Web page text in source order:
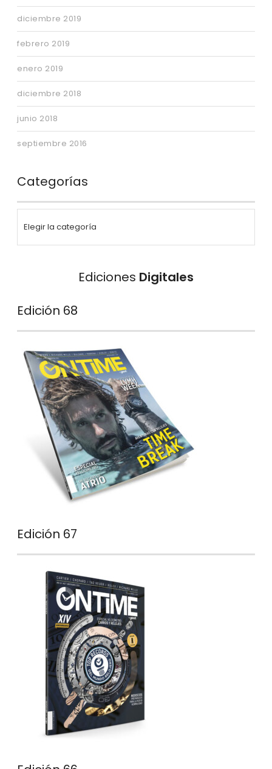
diciembre 2019
febrero 2019
enero 2019
diciembre 2018
junio 2018
septiembre 2016
Categorías
Ediciones Digitales
Edición 68
Edición 67